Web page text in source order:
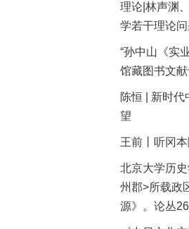
理论|林声渊
学若干理论问
“孙中山《实
馆藏图书文
陈恒 | 新时
望
王前丨听冈
北京大学历
州郡>所载政
源》。论丛